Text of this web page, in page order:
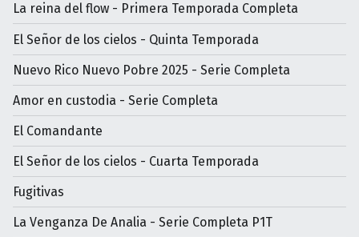
La reina del flow - Primera Temporada Completa
El Señor de los cielos - Quinta Temporada
Nuevo Rico Nuevo Pobre 2025 - Serie Completa
Amor en custodia - Serie Completa
El Comandante
El Señor de los cielos - Cuarta Temporada
Fugitivas
La Venganza De Analia - Serie Completa P1T